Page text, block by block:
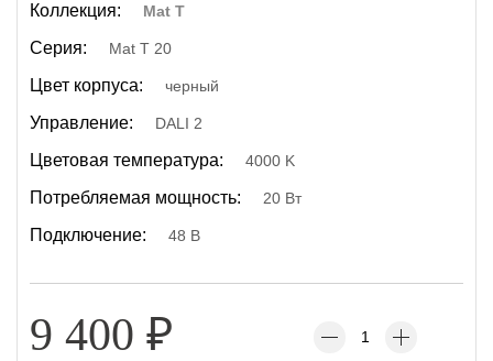
Коллекция: Mat T
Серия: Mat T 20
Цвет корпуса: черный
Управление: DALI 2
Цветовая температура: 4000 K
Потребляемая мощность: 20 Вт
Подключение: 48 В
9 400 ₽